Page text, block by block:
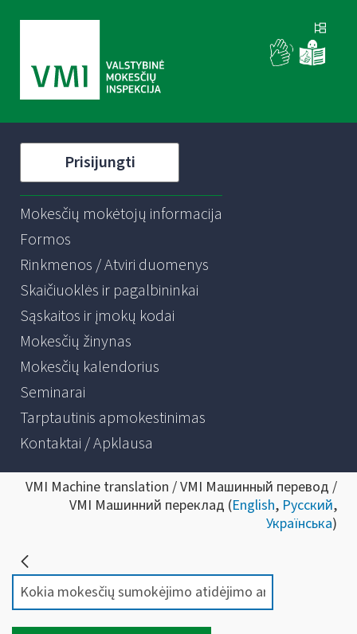
Prisijungti
Mokesčių mokėtojų informacija
Formos
Rinkmenos / Atviri duomenys
Skaičiuoklės ir pagalbininkai
Sąskaitos ir įmokų kodai
Mokesčių žinynas
Mokesčių kalendorius
Seminarai
Tarptautinis apmokestinimas
Kontaktai / Apklausa
VMI Machine translation / VMI Машинный перевод /
VMI Машинний переклад (English, Русский,
Українська)